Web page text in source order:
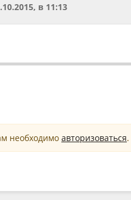
в 11:13
необходимо авторизоваться.